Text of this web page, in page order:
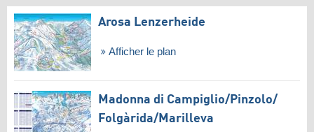
Arosa Lenzerheide
Afficher le plan
Madonna di Campiglio/​Pinzolo/​
Folgàrida/​Marilleva